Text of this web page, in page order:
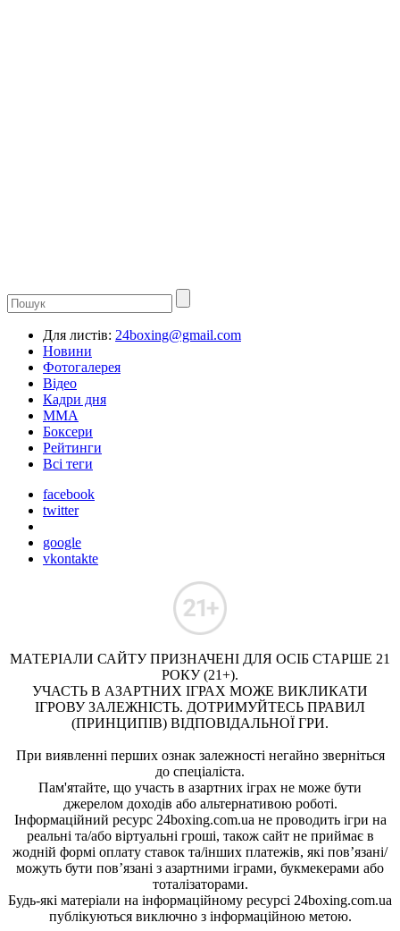
Для листів: 24boxing@gmail.com
Новини
Фотогалерея
Відео
Кадри дня
ММА
Боксери
Рейтинги
Всі теги
facebook
twitter
google
vkontakte
МАТЕРІАЛИ САЙТУ ПРИЗНАЧЕНІ ДЛЯ ОСІБ СТАРШЕ 21
РОКУ (21+).
УЧАСТЬ В АЗАРТНИХ ІГРАХ МОЖЕ ВИКЛИКАТИ
ІГРОВУ ЗАЛЕЖНІСТЬ. ДОТРИМУЙТЕСЬ ПРАВИЛ
(ПРИНЦИПІВ) ВІДПОВІДАЛЬНОЇ ГРИ.
При виявленні перших ознак залежності негайно зверніться
до спеціаліста.
Пам'ятайте, що участь в азартних іграх не може бути
джерелом доходів або альтернативою роботі.
Інформаційний ресурс 24boxing.com.ua не проводить ігри на
реальні та/або віртуальні гроші, також сайт не приймає в
жодній формі оплату ставок та/інших платежів, які пов’язані/
можуть бути пов’язані з азартними іграми, букмекерами або
тоталізаторами.
Будь-які матеріали на інформаційному ресурсі 24boxing.com.ua
публікуються виключно з інформаційною метою.